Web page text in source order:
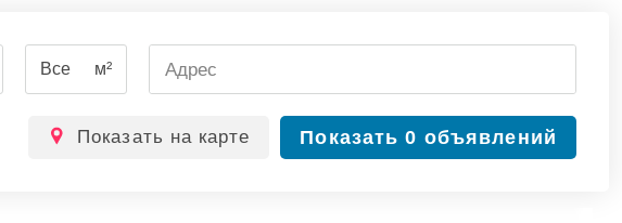
Все м²
Показать на карте Показать0 объявлений